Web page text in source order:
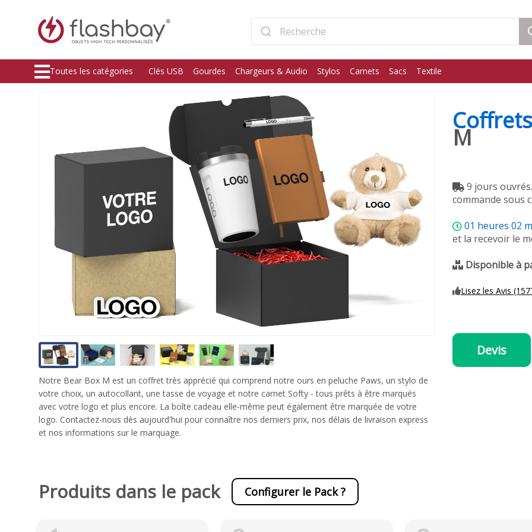
Toutes les catégories Clés USB Gourdes Chargeurs & Audio Stylos Carnets Sacs Textile
Notre Bear Box M est un coffret très apprécié qui comprend notre ours en peluche Paws, un stylo de
votre choix, un autocollant, une tasse de voyage et notre carnet Softy - tous prêts à être marqués
avec votre logo et plus encore. La boîte cadeau elle-même peut également être marquée de votre
logo. Contactez-nous dès aujourd'hui pour connaître nos derniers prix, nos délais de livraison express
et nos informations sur le marquage.
M
9 jours
commande sous
01 heures 02
et la recevoir le
Disponible à
Lisez les Avis
Devis
Produits dans le pack Configurer le Pack ?